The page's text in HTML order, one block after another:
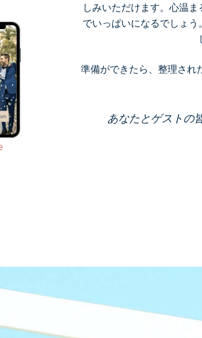
しみいただけます。心温ま
でいっぱいになるでしょ
準備ができたら、整理され
あなたとゲストの